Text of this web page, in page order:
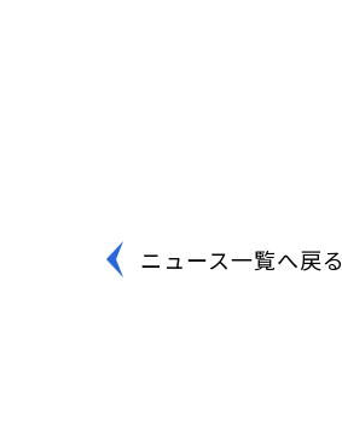
ニュース一覧へ戻る